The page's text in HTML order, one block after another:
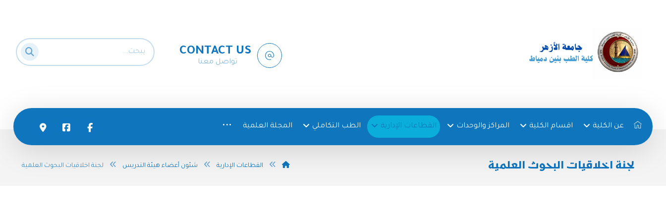
CONTACT US
تواصل معنا
عن الكلية اقسام الكلية المراكز والوحدات القطاعات الإدارية الطب التكاملي المجلة العلمية
لجنة اخلاقيات البحوث العلمية القطاعات الإدارية شئون أعضاء هيئة التدريس لجنة اخلاقيات البحوث العلمية